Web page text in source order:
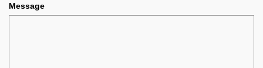
Message